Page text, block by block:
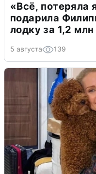
«Всё, потеряла
подарила
лодку за 1,2
5 августа 139